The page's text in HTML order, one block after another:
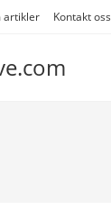
artikler Kontakt oss